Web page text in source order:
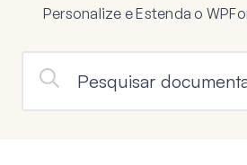
Personalize e Estenda o